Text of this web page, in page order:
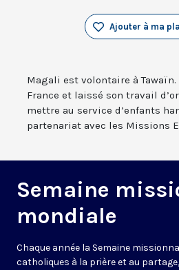
Ajouter à ma
Magali est volontaire à
France et laissé son travail
mettre au service d’enfants
partenariat avec les Missions
Semaine
mondiale
Chaque année la Semaine
catholiques à la prière et au